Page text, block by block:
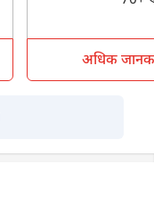
अधिक